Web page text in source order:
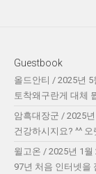
Guestbook
올드안티 / 2025년 5
토착왜구란게 대체
암흑대장군 / 2025
건강하시지요? ^^
윌고온 / 2025년 1월
97년 처음 인터넷을